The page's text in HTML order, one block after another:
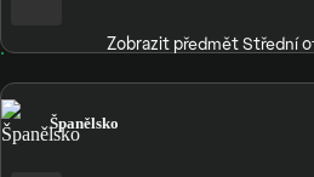
Zobrazit předmět Střední
Španělsko